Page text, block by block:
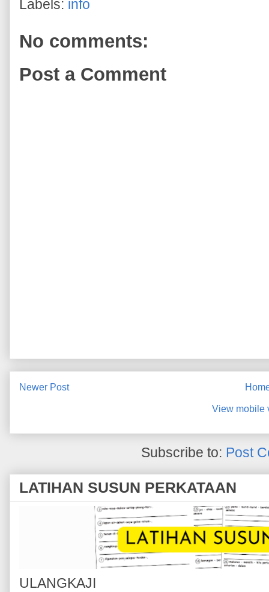
Labels: info
No comments:
Post a Comment
Newer Post
View mobile
Subscribe to: Post
LATIHAN SUSUN PERKATAAN
ULANGKAJI